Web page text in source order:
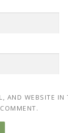
AND WEBSITE IN